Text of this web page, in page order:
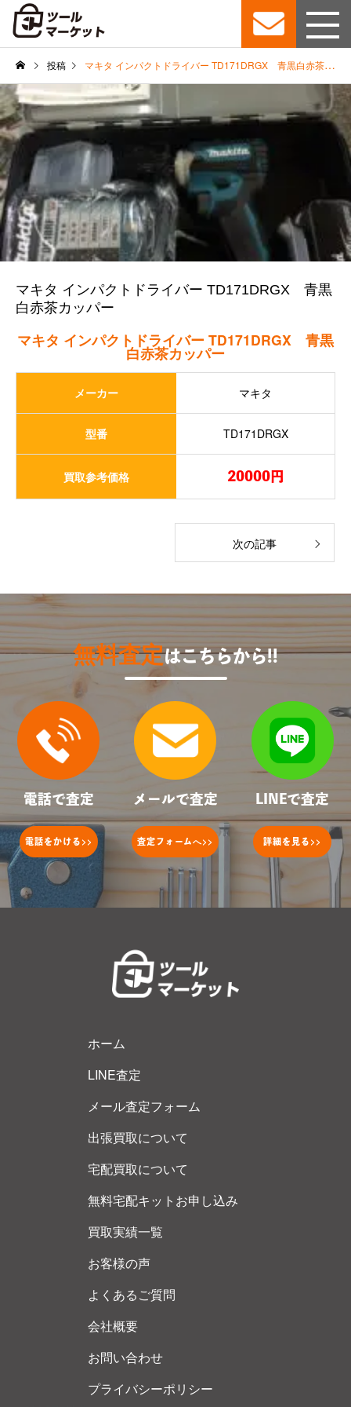
投稿 マキタ インパクトドライバー TD171DRGX 青黒白赤茶カッパー
マキタ インパクトドライバー TD171DRGX 青黒
白赤茶カッパー
マキタ インパクトドライバー TD171DRGX 青黒
白赤茶カッパー
メーカー マキタ
型番 TD171DRGX
買取参考価格 20000円
次の記事
無料査定はこちらから!!
電話で査定
電話をかける >>
メールで査定
査定フォームへ>>
LINEで査定
詳細を見る >>
ホーム
LINE査定
メール査定フォーム
出張買取について
宅配買取について
無料宅配キットお申し込み
買取実績一覧
お客様の声
よくあるご質問
会社概要
お問い合わせ
プライバシーポリシー